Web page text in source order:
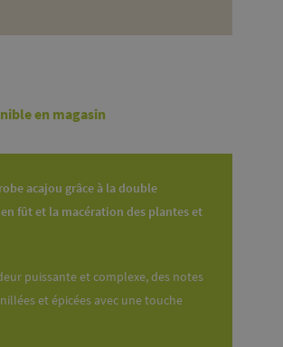
en magasin
acajou grâce à la double
fût et la macération des plantes et
puissante et complexe, des notes
et épicées avec une touche